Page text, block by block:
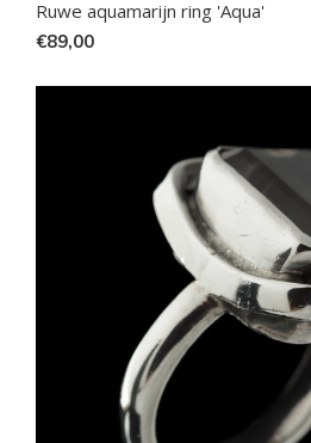
Ruwe aquamarijn ring 'Aqua'
€89,00